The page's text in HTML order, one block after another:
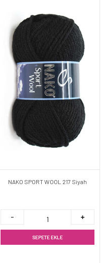
NAKO SPORT WOOL 217 Siyah
SEPETE EKLE